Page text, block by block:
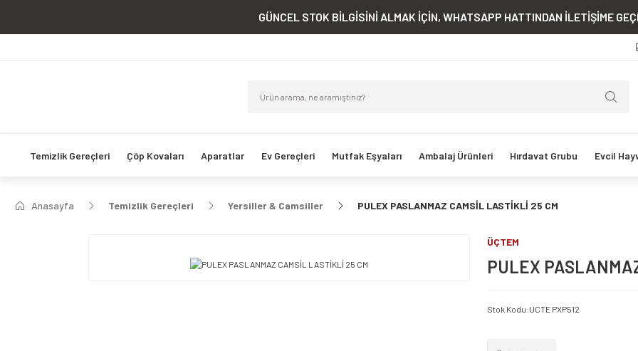
GÜNCEL STOK BİLGİSİNİ ALMAK İÇİN, WHATSAPP HATTINDAN İLETİŞİME
Temizlik Gereçleri Çöp Kovaları Aparatlar Ev Gereçleri Mutfak Eşyaları Ambalaj Ürünleri Hırdavat Grubu Evcil
Anasayfa Temizlik Gereçleri Yersiller & Camsiller PULEX PASLANMAZ CAMSİL LASTİKLİ 25 CM
ÜÇTEM
PULEX
Stok Kodu:UCTE PXP512